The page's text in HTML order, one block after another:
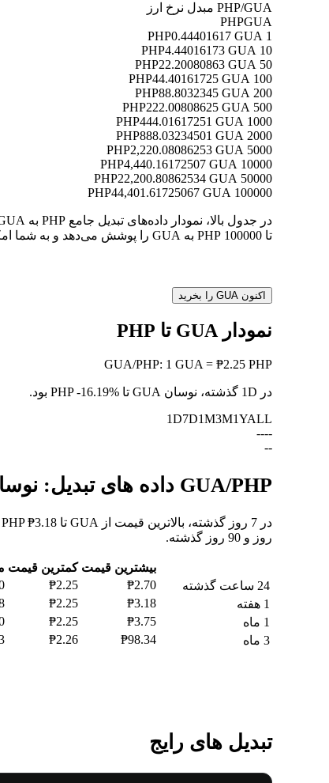
PHP/GUA مبدل نرخ ارز
PHPGUA
1 PHP
0.44401617 GUA
10 PHP
4.44016173 GUA
50 PHP
22.20080863 GUA
100 PHP
44.40161725 GUA
200 PHP
88.8032345 GUA
500 PHP
222.00808625 GUA
1000 PHP
444.01617251 GUA
2000 PHP
888.03234501 GUA
5000 PHP
2,220.08086253 GUA
10000 PHP
4,440.16172507 GUA
50000 PHP
22,200.80862534 GUA
100000 PHP
44,401.61725067 GUA
تا 100000 PHP به GUA را پوشش می‌دهد و به شما امکان می‌دهد ارزش هر تبدیل را به وضوح درک کنید.
اکنون GUA را بخرید
نمودار GUA تا PHP
GUA/PHP: 1 GUA = ₱2.25 PHP
در 1D گذشته، نوسان GUA تا PHP -16.19%
بود.
1D7D1M3M1YALL
--
--
--
GUA/PHP داده های تبدیل: نوسانات ارزش و تغییرات قیمت از GUA به PHP
روز و 90 روز گذشته.
بیشترین قیمت کمترین قیمت
24 ساعت گذشته
₱2.70
₱2.25
1 هفته
₱3.18
₱2.25
1 ماه
₱3.75
₱2.25
3 ماه
₱98.34
₱2.26
تبدیل های رایج